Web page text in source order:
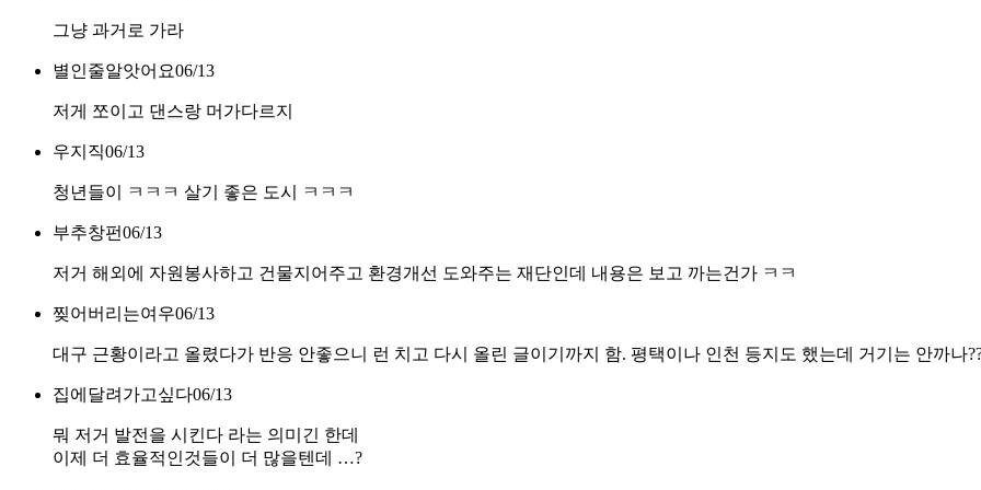
그냥 과거로 가라
별인줄알앗어요06/13
저게 쪼이고 댄스랑 머가다르지
우지직06/13
청년들이 ㅋㅋㅋ 살기 좋은 도시 ㅋㅋㅋ
부추창펀06/13
저거 해외에 자원봉사하고 건물지어주고 환경개선 도와주는 재단인데 내용은 보고 까는건가 ㅋㅋ
찢어버리는여우06/13
대구 근황이라고 올렸다가 반응 안좋으니 런 치고 다시 올린 글이기까지 함. 평택이나 인천 등지도 했는데 거기는 안까나
집에달려가고싶다06/13
뭐 저거 발전을 시킨다 라는 의미긴 한데
이제 더 효율적인것들이 더 많을텐데 …?